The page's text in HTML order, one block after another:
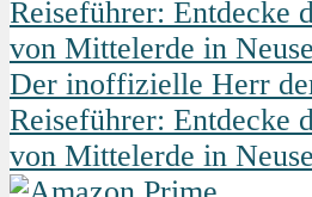
Der inoffizielle Herr
Reiseführer: Entdecke
von Mittelerde in